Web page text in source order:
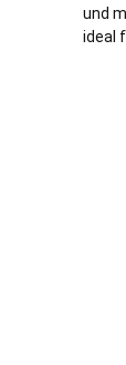
und
ideal